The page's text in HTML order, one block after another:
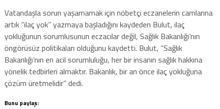
Vatandaşla sorun yaşamamak için nöbetçi eczanelerin camlarına
artık “ilaç yok” yazmaya başladığını kaydeden Bulut, ilaç
yokluğunun sorumlusunun eczacılar değil, Sağlık Bakanlığı’nın
öngörüsüz politikaları olduğunu kaydetti. Bulut, “Sağlık
Bakanlığı’nın en acil sorumluluğu, her bir insanın sağlık hakkına
yönelik tedbirleri almaktır. Bakanlık, bir an önce ilaç yokluğuna
çözüm üretmelidir” dedi.
Bunu paylaş: